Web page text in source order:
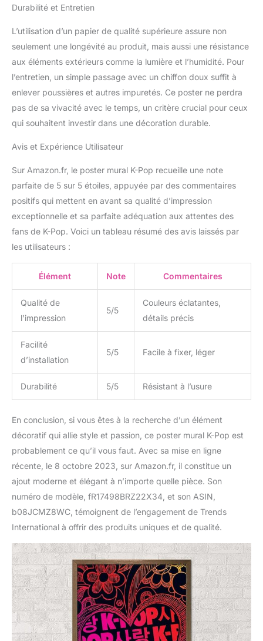
Durabilité et Entretien
L’utilisation d’un papier de qualité supérieure assure non
seulement une longévité au produit, mais aussi une résistance
aux éléments extérieurs comme la lumière et l’humidité. Pour
l’entretien, un simple passage avec un chiffon doux suffit à
enlever poussières et autres impuretés. Ce poster ne perdra
pas de sa vivacité avec le temps, un critère crucial pour ceux
qui souhaitent investir dans une décoration durable.
Avis et Expérience Utilisateur
Sur Amazon.fr, le poster mural K-Pop recueille une note
parfaite de 5 sur 5 étoiles, appuyée par des commentaires
positifs qui mettent en avant sa qualité d’impression
exceptionnelle et sa parfaite adéquation aux attentes des
fans de K-Pop. Voici un tableau résumé des avis laissés par
les utilisateurs :
Élément Note Commentaires
Qualité de
l’impression
5/5
Couleurs éclatantes,
détails précis
Facilité
d’installation
5/5 Facile à fixer, léger
Durabilité 5/5 Résistant à l’usure
En conclusion, si vous êtes à la recherche d’un élément
décoratif qui allie style et passion, ce poster mural K-Pop est
probablement ce qu’il vous faut. Avec sa mise en ligne
récente, le 8 octobre 2023, sur Amazon.fr, il constitue un
ajout moderne et élégant à n’importe quelle pièce. Son
numéro de modèle, fR17498BRZ22X34, et son ASIN,
b08JCMZ8WC, témoignent de l’engagement de Trends
International à offrir des produits uniques et de qualité.